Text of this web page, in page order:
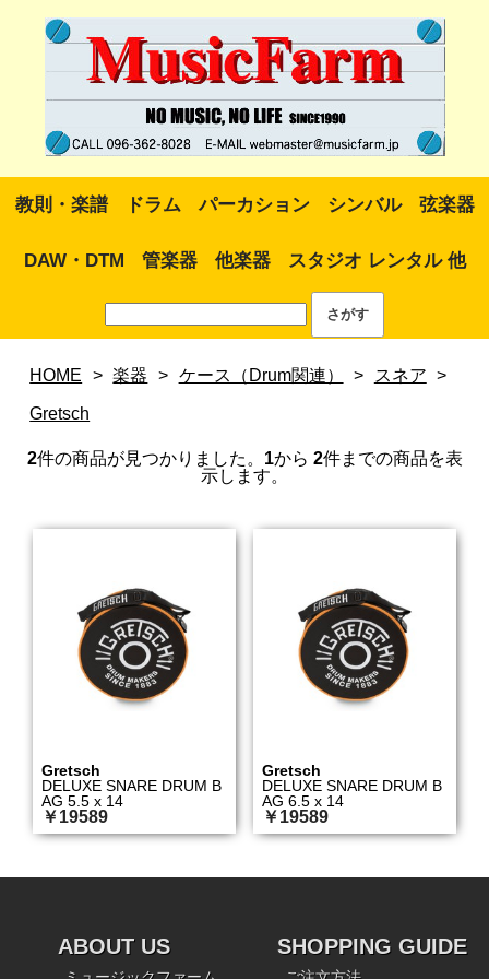
教則・楽譜 ドラム パーカション シンバル 弦楽器
DAW・DTM 管楽器 他楽器 スタジオ レンタル 他
HOME > 楽器 > ケース（Drum関連） > スネア >
Gretsch
2件の商品が見つかりました。 1から 2件までの商品を表
示します。
Gretsch
DELUXE SNARE DRUM B
AG 5.5 x 14
￥19589
Gretsch
DELUXE SNARE DRUM B
AG 6.5 x 14
￥19589
ABOUT US SHOPPING GUIDE